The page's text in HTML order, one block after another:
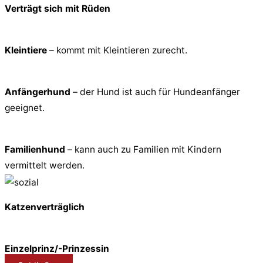
Verträgt sich mit Rüden
Kleintiere – kommt mit Kleintieren zurecht.
Anfängerhund – der Hund ist auch für Hundeanfänger
geeignet.
Familienhund – kann auch zu Familien mit Kindern
vermittelt werden.
Katzenverträglich
Einzelprinz/-Prinzessin